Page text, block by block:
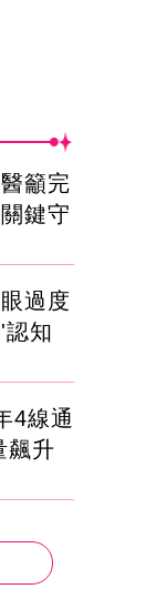
籲完
鍵守
過度
知
4線通
飆升